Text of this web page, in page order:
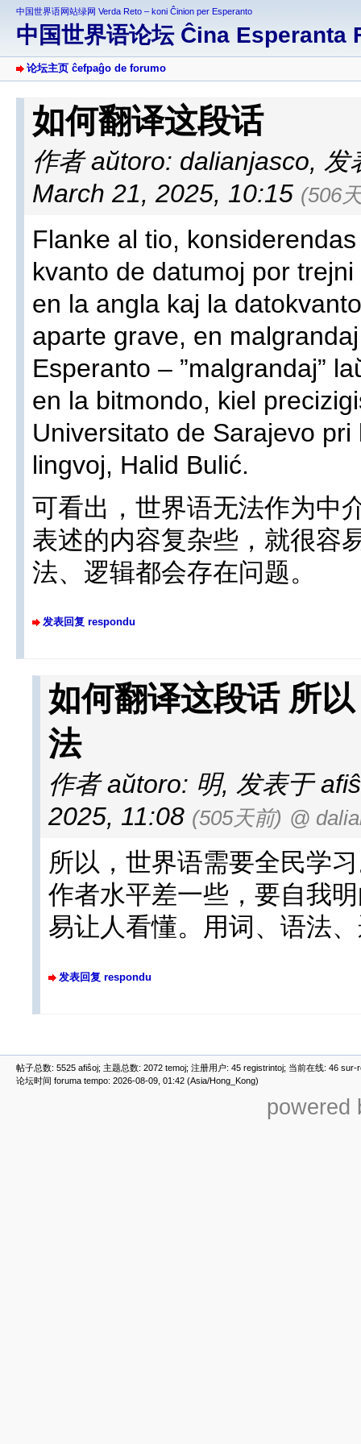
中国世界语网站绿网 Verda Reto – koni Ĉinion per Esperanto
中国世界语论坛 Ĉina Esperanta
论坛主页 ĉefpaĝo de forumo
如何翻译这段话
作者 aŭtoro: dalianjasco, 发
March 21, 2025, 10:15 (506
Flanke al tio,
kvanto de datumoj por
en la angla kaj la
aparte grave, en
Esperanto – ”malgrandaj”
en la bitmondo, kiel
Universitato de Sarajevo
lingvoj, Halid Bulić.
可看出，世界语无法作为中
表述的内容复杂些，就很容
法、逻辑都会存在问题。
发表回复 respondu
如何翻译这段话 所
法
作者 aŭtoro: 明, 发表于
2025, 11:08 (505天前) @
所以，世界语需要全民学
作者水平差一些，要自我
易让人看懂。用词、语法
发表回复 respondu
帖子总数: 5525 afiŝoj; 主题总数: 2072 temoj; 注册用户: 45 registrintoj; 当前在线: 46
论坛时间 foruma tempo: 2026-08-09, 01:42 (Asia/Hong_Kong)
powered